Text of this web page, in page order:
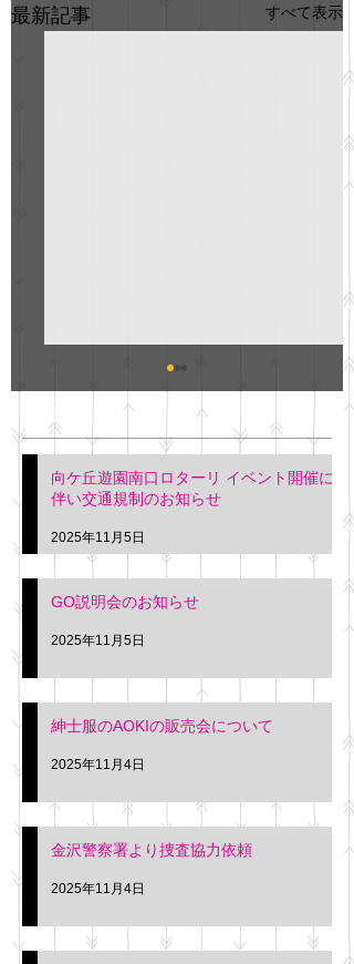
最新記事 すべて表示
明日(11月6日)午後3時～5
階会議室にてGOの説明会
を行います。 神奈川個人
タクシー協同組合 専務 佐
久間
最新記事
向ケ丘遊園南口ロターリ イベント開催に
伴い交通規制のお知らせ
2025年11月5日
GO説明会のお知らせ
2025年11月5日
紳士服のAOKIの販売会について
2025年11月4日
金沢警察署より捜査協力依頼
2025年11月4日